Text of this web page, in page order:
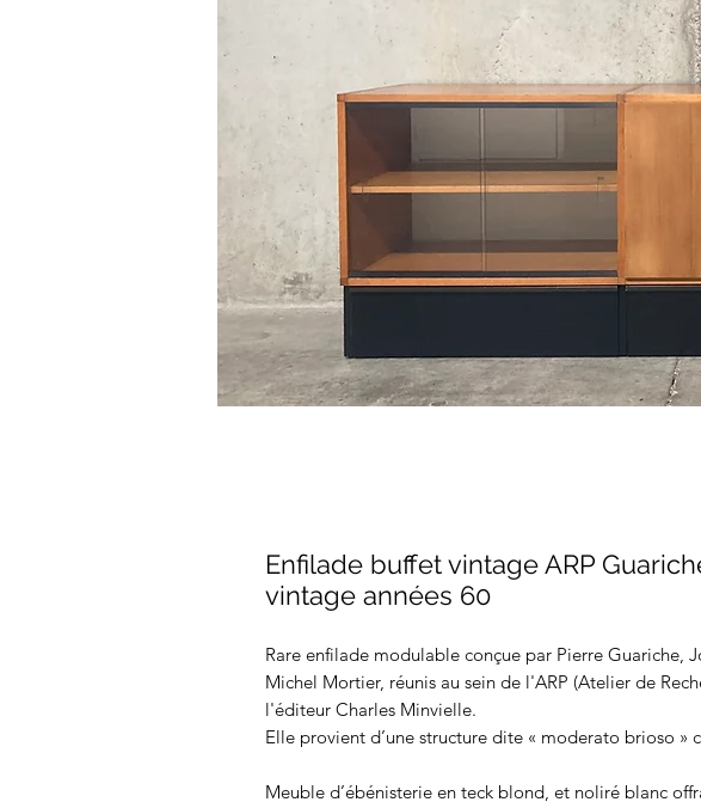
Enfilade buffet vintage ARP
vintage années 60
Rare enfilade modulable conçue par Pierre Guariche,
Michel Mortier, réunis au sein de l'ARP (Atelier de
l'éditeur Charles Minvielle.
Elle provient d’une structure dite « moderato brioso »
Meuble d’ébénisterie en teck blond, et noliré blanc